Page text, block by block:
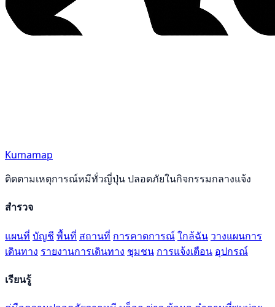
Kumamap
ติดตามเหตุการณ์หมีทั่วญี่ปุ่น ปลอดภัยในกิจกรรมกลางแจ้ง
สำรวจ
แผนที่ บัญชี พื้นที่ สถานที่ การคาดการณ์ใกล้ฉัน วางแผนการ
เดินทาง รายงานการเดินทาง ชุมชน การแจ้งเตือน อุปกรณ์
เรียนรู้